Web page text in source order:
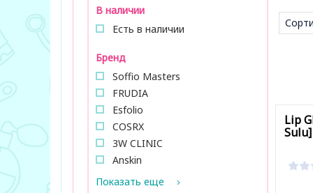
В наличии
Есть в наличии
Бренд
Soffio Masters
FRUDIA
Esfolio
COSRX
3W CLINIC
Anskin
Показать еще
Lip
Sulu]